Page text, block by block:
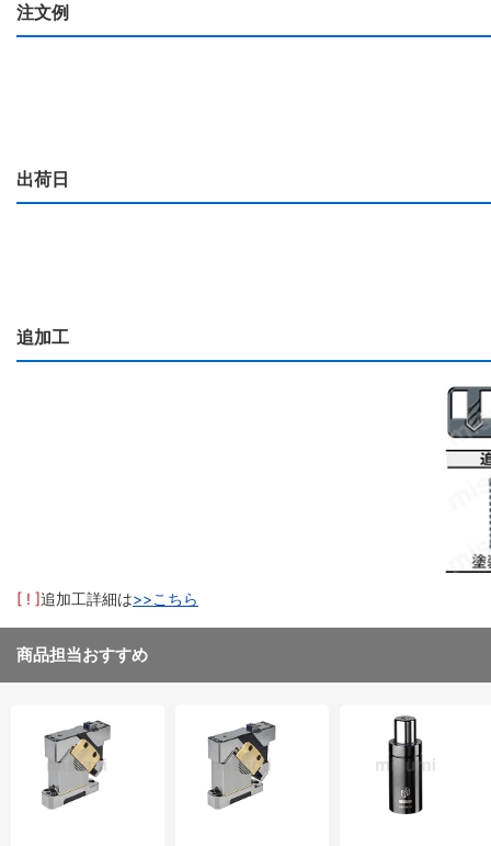
注文例
出荷日
追加工
[ ! ]追加工詳細は>>こちら
商品担当おすすめ